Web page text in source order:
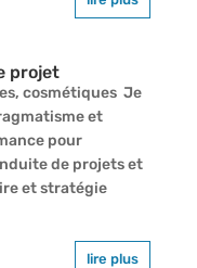
projet
cosmétiques Je
et
pour
de projets et
et stratégie
lire plus